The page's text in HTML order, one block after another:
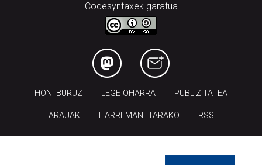
Codesyntaxek garatua
HONI BURUZ LEGE OHARRA PUBLIZITATEA
ARAUAK HARREMANETARAKO RSS